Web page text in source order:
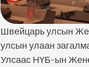
Швейцарь улсын
улсын улаан
Улсаас НҮБ-ын